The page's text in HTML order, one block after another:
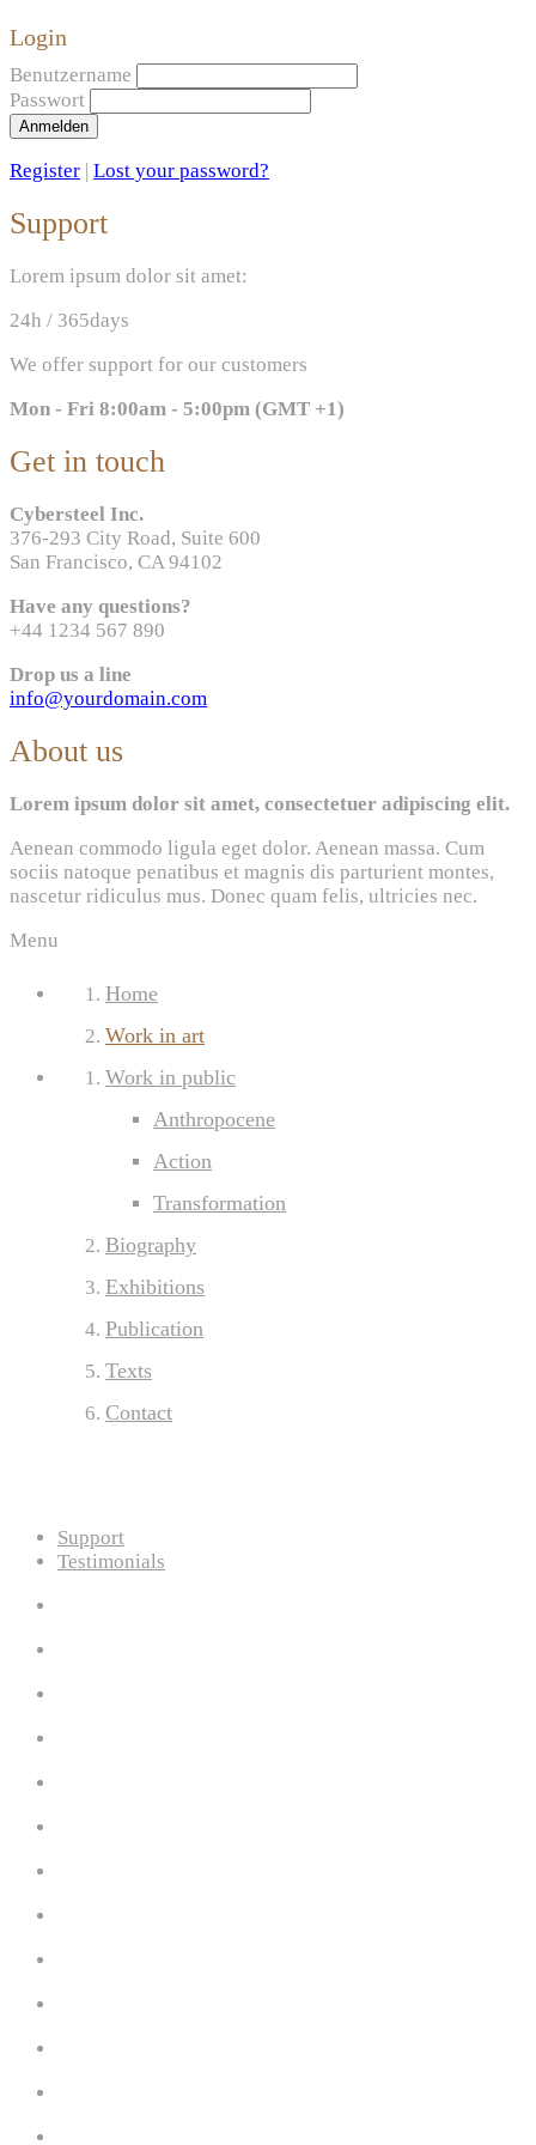
Login
Benutzername
Passwort
Anmelden
Register | Lost your password?
Support
Lorem ipsum dolor sit amet:
24h / 365days
We offer support for our customers
Mon - Fri 8:00am - 5:00pm (GMT +1)
Get in touch
Cybersteel Inc.
376-293 City Road, Suite 600
San Francisco, CA 94102
Have any questions?
+44 1234 567 890
Drop us a line
info@yourdomain.com
About us
Lorem ipsum dolor sit amet, consectetuer adipiscing elit.
Aenean commodo ligula eget dolor. Aenean massa. Cum
sociis natoque penatibus et magnis dis parturient montes,
nascetur ridiculus mus. Donec quam felis, ultricies nec.
Menu
Home
Work in art
Work in public
Anthropocene
Action
Transformation
Biography
Exhibitions
Publication
Texts
Contact
Support
Testimonials